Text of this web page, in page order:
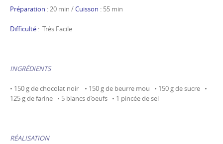
Préparation : 20 min /Cuisson : 55 min
Difficulté : Très Facile
INGRÉDIENTS
• 150 g de chocolat noir • 150 g de beurre mou • 150 g de sucre •
125 g de farine • 5 blancs d’oeufs • 1 pincée de sel
RÉALISATION